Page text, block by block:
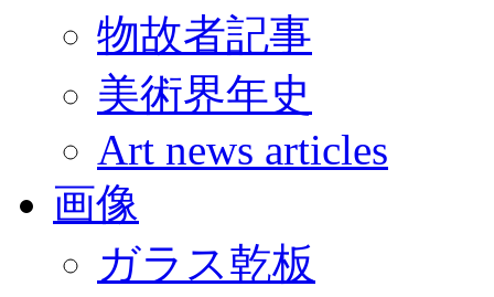
物故者記事
美術界年史
Art news articles
画像
ガラス乾板